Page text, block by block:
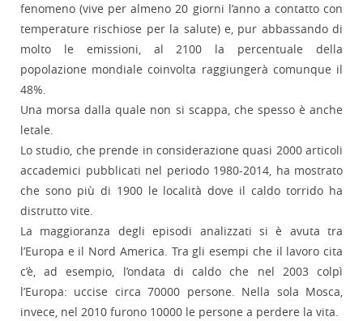
fenomeno (vive per almeno 20 giorni l’anno a contatto con
temperature rischiose per la salute) e, pur abbassando di
molto le emissioni, al 2100 la percentuale della
popolazione mondiale coinvolta raggiungerà comunque il
48%.
Una morsa dalla quale non si scappa, che spesso è anche
letale.
Lo studio, che prende in considerazione quasi 2000 articoli
accademici pubblicati nel periodo 1980-2014, ha mostrato
che sono più di 1900 le località dove il caldo torrido ha
distrutto vite.
La maggioranza degli episodi analizzati si è avuta tra
l’Europa e il Nord America. Tra gli esempi che il lavoro cita
c’è, ad esempio, l’ondata di caldo che nel 2003 colpì
l’Europa: uccise circa 70000 persone. Nella sola Mosca,
invece, nel 2010 furono 10000 le persone a perdere la vita.